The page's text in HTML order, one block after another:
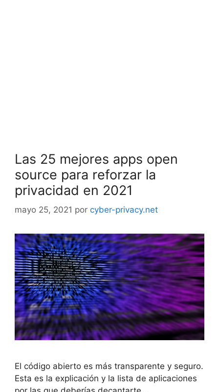
Las 25 mejores apps open
source para reforzar la
privacidad en 2021
mayo 25, 2021 por cyber-privacy.net
El código abierto es más transparente y seguro.
Esta es la explicación y la lista de aplicaciones